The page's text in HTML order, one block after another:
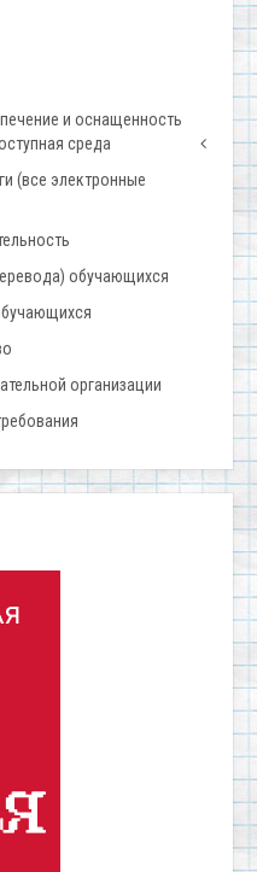
и оснащенность
среда
(все электронные
обучающихся
организации